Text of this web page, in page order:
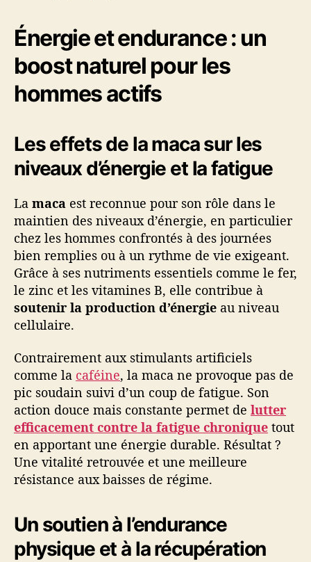
Énergie et endurance : un
boost naturel pour les
hommes actifs
Les effets de la maca sur les
niveaux d’énergie et la fatigue
La maca est reconnue pour son rôle dans le
maintien des niveaux d’énergie, en particulier
chez les hommes confrontés à des journées
bien remplies ou à un rythme de vie exigeant.
Grâce à ses nutriments essentiels comme le fer,
le zinc et les vitamines B, elle contribue à
soutenir la production d’énergie au niveau
cellulaire.
Contrairement aux stimulants artificiels
comme la caféine, la maca ne provoque pas de
pic soudain suivi d’un coup de fatigue. Son
action douce mais constante permet de lutter
efficacement contre la fatigue chronique tout
en apportant une énergie durable. Résultat ?
Une vitalité retrouvée et une meilleure
résistance aux baisses de régime.
Un soutien à l’endurance
physique et à la récupération